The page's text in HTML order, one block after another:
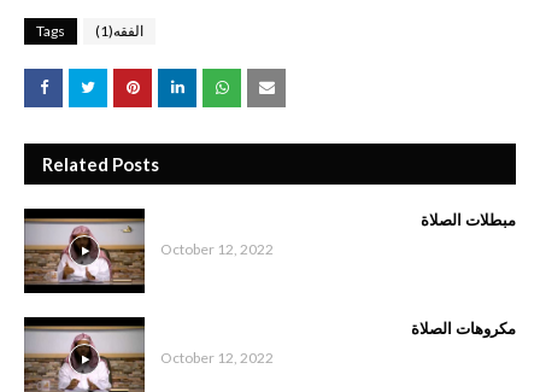
Tags الفقه(1)
Related Posts
مبطلات الصلاة
October 12, 2022
مكروهات الصلاة
October 12, 2022